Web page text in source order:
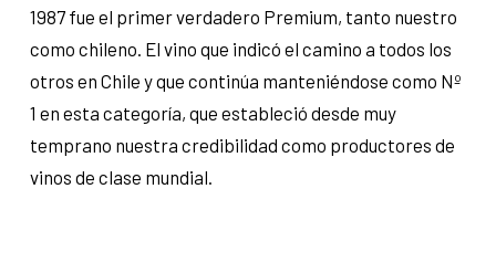
1987 fue el primer verdadero Premium, tanto nuestro
como chileno. El vino que indicó el camino a todos los
otros en Chile y que continúa manteniéndose como Nº
1 en esta categoría, que estableció desde muy
temprano nuestra credibilidad como productores de
vinos de clase mundial.